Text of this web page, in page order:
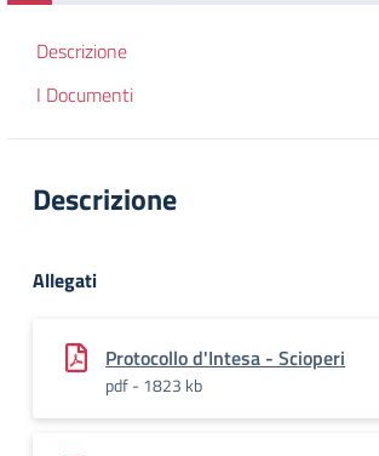
Descrizione
I Documenti
Descrizione
Allegati
Protocollo d'Intesa - Scioperi
pdf - 1823 kb